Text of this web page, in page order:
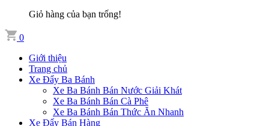
Giỏ hàng của bạn trống!
0
Giới thiệu
Trang chủ
Xe Đẩy Ba Bánh
Xe Ba Bánh Bán Nước Giải Khát
Xe Ba Bánh Bán Cà Phê
Xe Ba Bánh Bán Thức Ăn Nhanh
Xe Đẩy Bán Hàng